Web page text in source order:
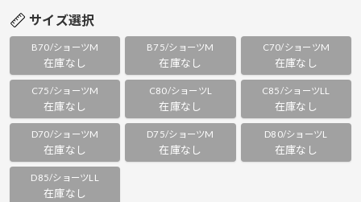
サイズ選択
B70/ショーツM
在庫なし
B75/ショーツM
在庫なし
C70/ショーツM
在庫なし
C75/ショーツM
在庫なし
C80/ショーツL
在庫なし
C85/ショーツLL
在庫なし
D70/ショーツM
在庫なし
D75/ショーツM
在庫なし
D80/ショーツL
在庫なし
D85/ショーツLL
在庫なし